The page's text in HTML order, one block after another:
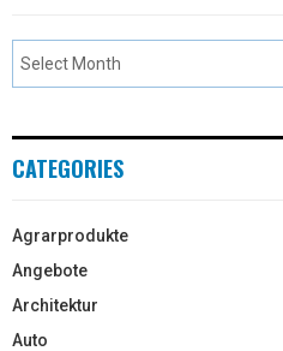
CATEGORIES
Agrarprodukte
Angebote
Architektur
Auto